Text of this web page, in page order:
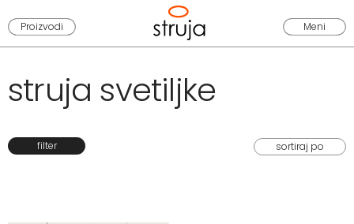
Proizvodi Meni
struja svetiljke
filter